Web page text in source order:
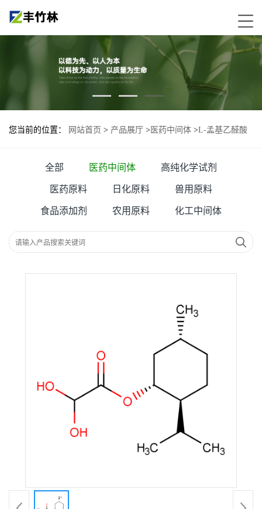
您当前的位置： 网站首页 > 产品展厅 > 医药中间体 >L-孟基乙醛酸
全部 医药中间体 高纯化学试剂
医药原料 日化原料 兽用原料
食品添加剂 农用原料 化工中间体